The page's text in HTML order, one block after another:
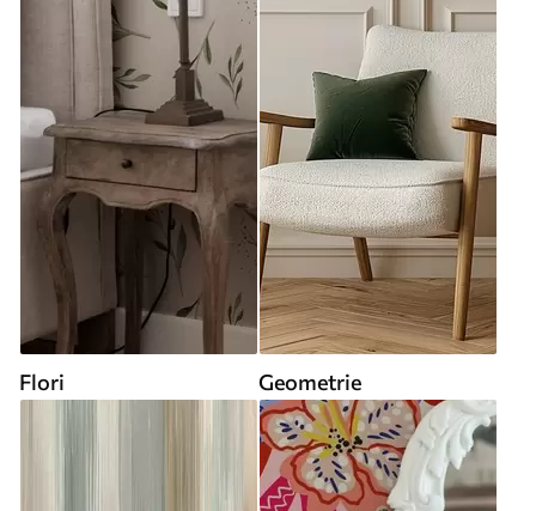
Flori Geometrie